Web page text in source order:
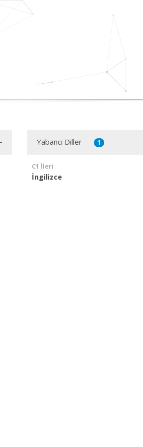
Yabancı Diller 1
C1 İleri
İngilizce